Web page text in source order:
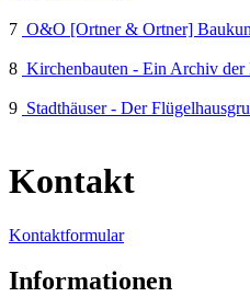
7 O&O [Ortner & Ortner]
8 Kirchenbauten - Ein Archiv der
9 Stadthäuser - Der
Kontakt
Kontaktformular
Informationen